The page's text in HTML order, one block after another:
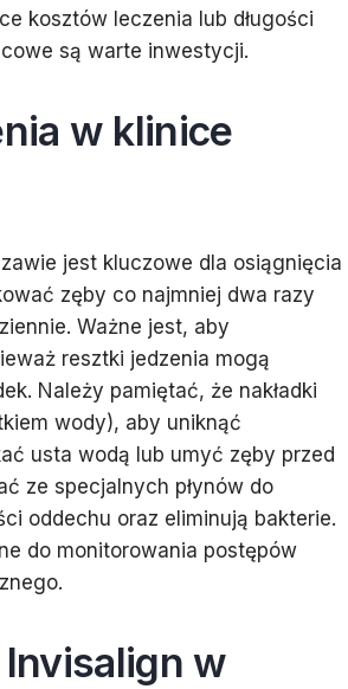
kosztów leczenia lub długości
są warte inwestycji.
w klinice
jest kluczowe dla osiągnięcia
zęby co najmniej dwa razy
Ważne jest, aby
resztki jedzenia mogą
Należy pamiętać, że nakładki
wody), aby uniknąć
usta wodą lub umyć zęby przed
ze specjalnych płynów do
oddechu oraz eliminują bakterie.
do monitorowania postępów
w